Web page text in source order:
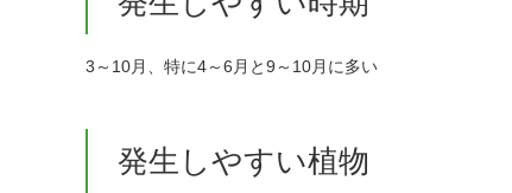
3～10月、特に4～6月と9～10月に多い
発生しやすい植物